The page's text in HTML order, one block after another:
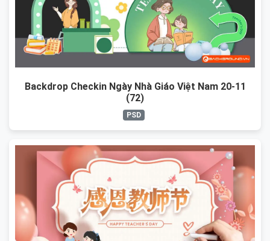
Backdrop Checkin Ngày Nhà Giáo Việt Nam 20-11
(72)
PSD